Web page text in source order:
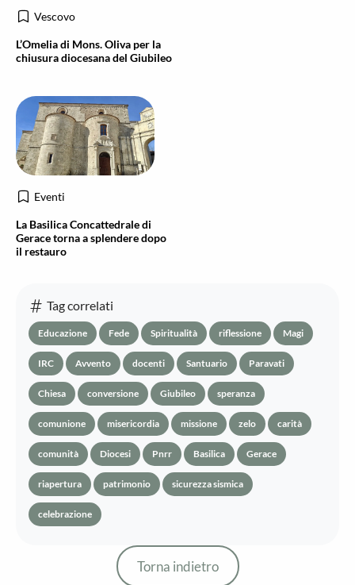
Vescovo
L’Omelia di Mons. Oliva per la
chiusura diocesana del Giubileo
Eventi
La Basilica Concattedrale di
Gerace torna a splendere dopo
il restauro
Tag correlati
Educazione Fede Spiritualità riflessione Magi
IRC Avvento docenti Santuario Paravati
Chiesa conversione Giubileo speranza
comunione misericordia missione zelo carità
comunità Diocesi Pnrr Basilica Gerace
riapertura patrimonio sicurezza sismica
celebrazione
Torna indietro